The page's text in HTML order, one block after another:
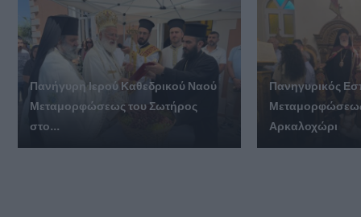
Πανήγυρη Ιερού Καθεδρικού Ναού
Μεταμορφώσεως του Σωτήρος
στο...
Πανηγυρικός
Αρκαλοχώρι